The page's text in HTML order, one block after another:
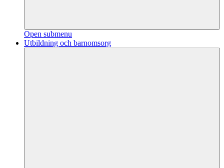
Open submenu
Utbildning och barnomsorg